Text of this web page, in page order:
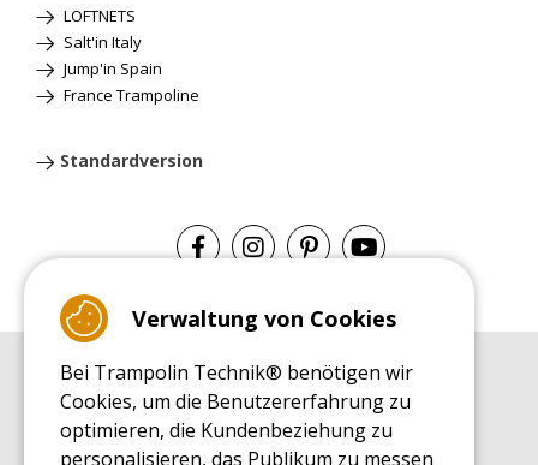
LOFTNETS
Salt'in Italy
Jump'in Spain
France Trampoline
Standardversion
EINKAUFSRATGEBER
Einkaufsratgeber
MONTAGE RATGEBER
Verwaltung von Cookies
Bei Trampolin Technik® benötigen wir
Cookies, um die Benutzererfahrung zu
optimieren, die Kundenbeziehung zu
personalisieren, das Publikum zu messen